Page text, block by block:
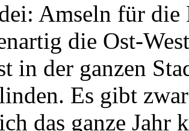
Amseln für die
die Ost-
in der ganzen
Es gibt
das ganze Jahr